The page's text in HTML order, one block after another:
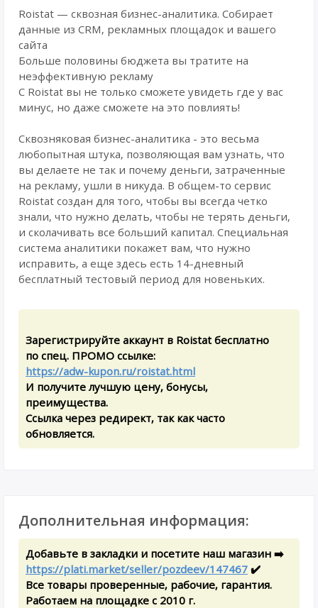
Roistat — сквозная бизнес-аналитика. Собирает
данные из CRM, рекламных площадок и вашего
сайта
Больше половины бюджета вы тратите на
неэффективную рекламу
С Roistat вы не только сможете увидеть где у вас
минус, но даже сможете на это повлиять!
Сквозняковая бизнес-аналитика - это весьма
любопытная штука, позволяющая вам узнать, что
вы делаете не так и почему деньги, затраченные
на рекламу, ушли в никуда. В общем-то сервис
Roistat создан для того, чтобы вы всегда четко
знали, что нужно делать, чтобы не терять деньги,
и сколачивать все больший капитал. Специальная
система аналитики покажет вам, что нужно
исправить, а еще здесь есть 14-дневный
бесплатный тестовый период для новеньких.
Зарегистрируйте аккаунт в Roistat бесплатно
по спец. ПРОМО ссылке:
https://adw-kupon.ru/roistat.html
И получите лучшую цену, бонусы,
преимущества.
Ссылка через редирект, так как часто
обновляется.
Дополнительная информация:
Добавьте в закладки и посетите наш магазин ➡️
https://plati.market/seller/pozdeev/147467 ✔️
Все товары проверенные, рабочие, гарантия.
Работаем на площадке с 2010 г.